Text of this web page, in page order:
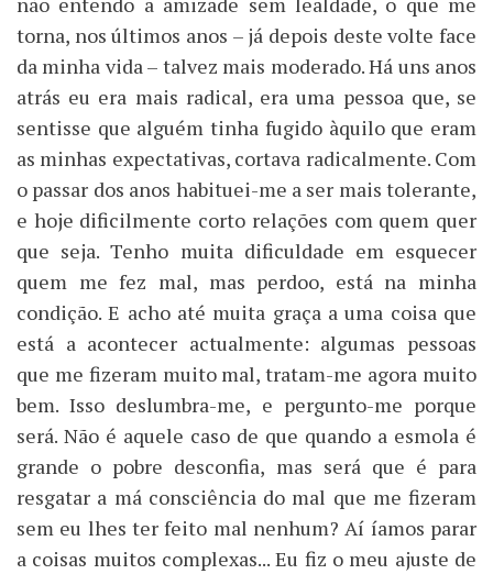
torna, nos últimos anos – já depois deste volte face
da minha vida – talvez mais moderado. Há uns anos
atrás eu era mais radical, era uma pessoa que, se
sentisse que alguém tinha fugido àquilo que eram
as minhas expectativas, cortava radicalmente. Com
o passar dos anos habituei-me a ser mais tolerante,
e hoje dificilmente corto relações com quem quer
que seja. Tenho muita dificuldade em esquecer
quem me fez mal, mas perdoo, está na minha
condição. E acho até muita graça a uma coisa que
está a acontecer actualmente: algumas pessoas
que me fizeram muito mal, tratam-me agora muito
bem. Isso deslumbra-me, e pergunto-me porque
será. Não é aquele caso de que quando a esmola é
grande o pobre desconfia, mas será que é para
resgatar a má consciência do mal que me fizeram
sem eu lhes ter feito mal nenhum? Aí íamos parar
a coisas muitos complexas... Eu fiz o meu ajuste de